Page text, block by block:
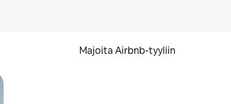
Majoita Airbnb-tyyliin